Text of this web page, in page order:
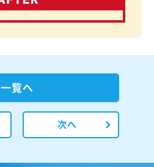
一覧へ
次へ